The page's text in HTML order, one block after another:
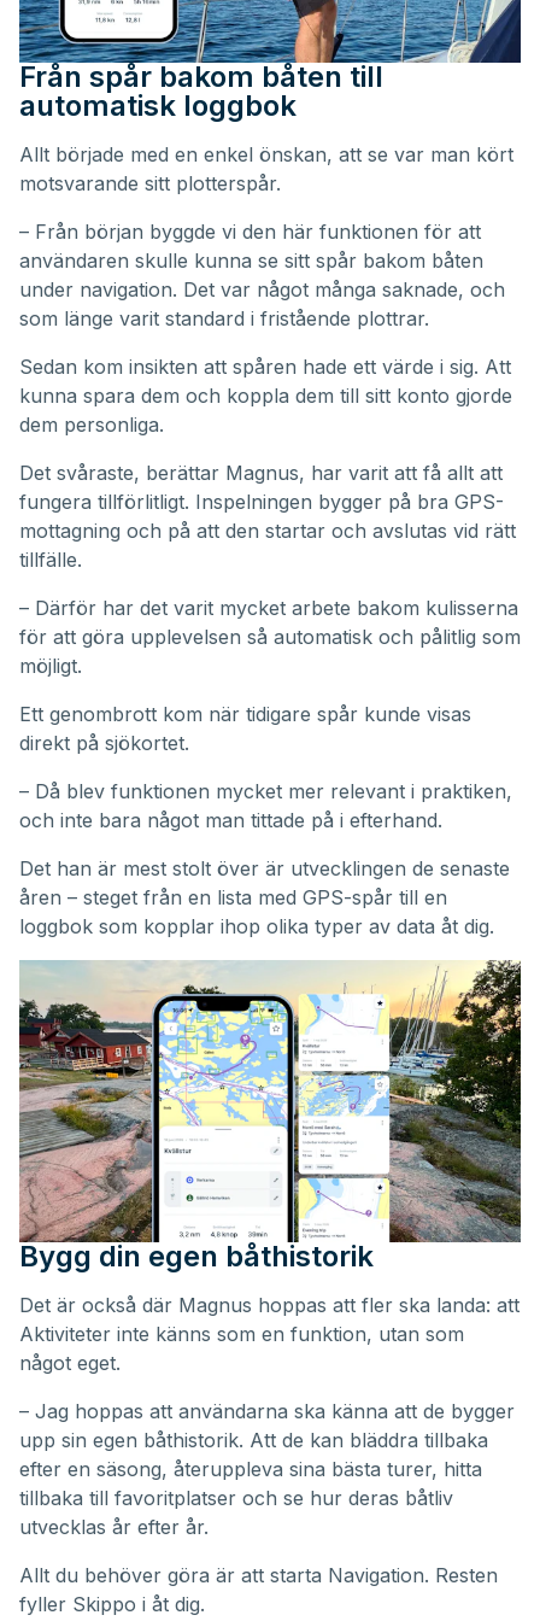
Från spår bakom båten till
automatisk loggbok
Allt började med en enkel önskan, att se var man kört
motsvarande sitt plotterspår.
– Från början byggde vi den här funktionen för att
användaren skulle kunna se sitt spår bakom båten
under navigation. Det var något många saknade, och
som länge varit standard i fristående plottrar.
Sedan kom insikten att spåren hade ett värde i sig. Att
kunna spara dem och koppla dem till sitt konto gjorde
dem personliga.
Det svåraste, berättar Magnus, har varit att få allt att
fungera tillförlitligt. Inspelningen bygger på bra GPS-
mottagning och på att den startar och avslutas vid rätt
tillfälle.
– Därför har det varit mycket arbete bakom kulisserna
för att göra upplevelsen så automatisk och pålitlig som
möjligt.
Ett genombrott kom när tidigare spår kunde visas
direkt på sjökortet.
– Då blev funktionen mycket mer relevant i praktiken,
och inte bara något man tittade på i efterhand.
Det han är mest stolt över är utvecklingen de senaste
åren – steget från en lista med GPS-spår till en
loggbok som kopplar ihop olika typer av data åt dig.
Bygg din egen båthistorik
Det är också där Magnus hoppas att fler ska landa: att
Aktiviteter inte känns som en funktion, utan som
något eget.
– Jag hoppas att användarna ska känna att de bygger
upp sin egen båthistorik. Att de kan bläddra tillbaka
efter en säsong, återuppleva sina bästa turer, hitta
tillbaka till favoritplatser och se hur deras båtliv
utvecklas år efter år.
Allt du behöver göra är att starta Navigation. Resten
fyller Skippo i åt dig.